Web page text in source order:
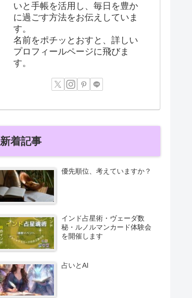
いと手帳を活用し、毎日を豊か
に過ごす方法をお伝えしていま
す。
名前をポチッとおすと、詳しい
プロフィールページに飛びま
す。
新着記事
優先順位、考えていますか？
インド占星術・ヴェーダ数
秘・ルノルマンカード体験会
を開催します
占いとAI